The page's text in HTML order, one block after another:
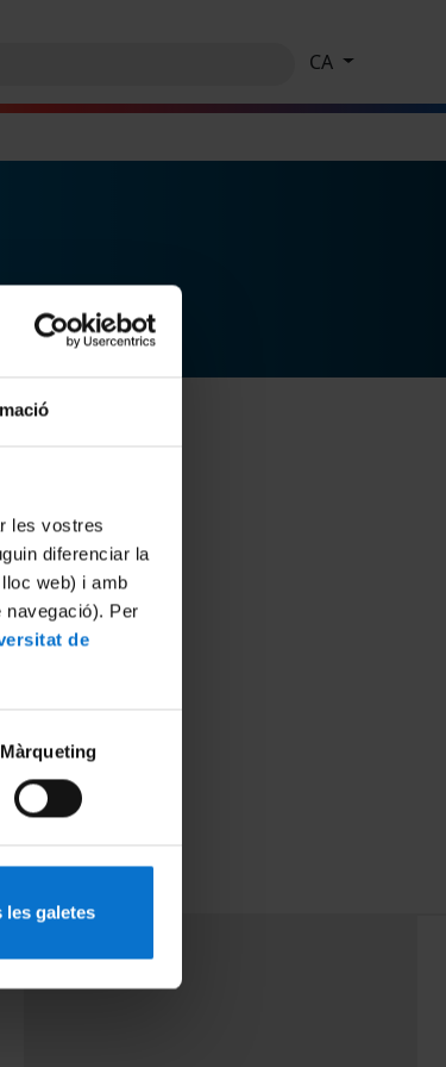
les vostres
diferenciar la
web) i amb
navegació). Per
de
Màrqueting
les galetes
CA